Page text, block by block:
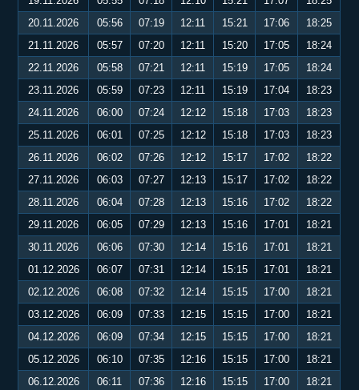
20.11.2026
05:56 07:19 12:11 15:21 17:06
18:25
21.11.2026
05:57 07:20 12:11 15:20 17:05
18:24
22.11.2026
05:58 07:21 12:11 15:19 17:05
18:24
23.11.2026
05:59 07:23 12:11 15:19 17:04
18:23
24.11.2026
06:00 07:24 12:12 15:18 17:03
18:23
25.11.2026
06:01 07:25 12:12 15:18 17:03
18:23
26.11.2026
06:02 07:26 12:12 15:17 17:02
18:22
27.11.2026
06:03 07:27 12:13 15:17 17:02
18:22
28.11.2026
06:04 07:28 12:13 15:16 17:02
18:22
29.11.2026
06:05 07:29 12:13 15:16 17:01
18:21
30.11.2026
06:06 07:30 12:14 15:16 17:01
18:21
01.12.2026
06:07 07:31 12:14 15:15 17:01
18:21
02.12.2026
06:08 07:32 12:14 15:15 17:00
18:21
03.12.2026
06:09 07:33 12:15 15:15 17:00
18:21
04.12.2026
06:09 07:34 12:15 15:15 17:00
18:21
05.12.2026
06:10 07:35 12:16 15:15 17:00
18:21
06.12.2026
06:11 07:36 12:16 15:15 17:00 18:21